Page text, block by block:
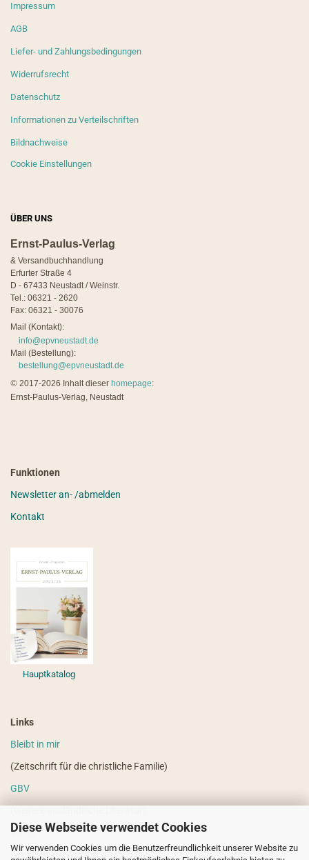
Diese Webseite verwendet Cookies
Wir verwenden Cookies um die Benutzerfreundlichkeit unserer Website zu
Impressum
AGB
Liefer- und Zahlungsbedingungen
Widerrufsrecht
Datenschutz
Informationen zu Verteilschriften
Bildnachweise
Cookie Einstellungen
ÜBER UNS
Ernst-Paulus-Verlag
& Versandbuchhandlung
Erfurter Straße 4
D - 67433 Neustadt / Weinstr.
Tel.: 06321 - 2620
Fax: 06321 - 30076
Mail (Kontakt):
info@epvneustadt.de
Mail (Bestellung):
bestellung@epvneustadt.de
© 2017-2026 Inhalt dieser homepage:
Ernst-Paulus-Verlag, Neustadt
Funktionen
Newsletter an- /abmelden
Kontakt
Hauptkatalog
Links
Bleibt in mir
(Zeitschrift für die christliche Familie)
GBV
VdHS
(weitere evangelistische Literatur)